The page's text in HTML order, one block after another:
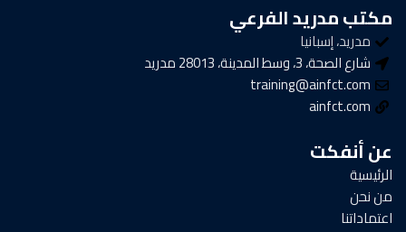
مكتب مدريد الفرعي
مدريد، إسبانيا
شارع الصحة، 3، وسط المدينة، 28013 مدريد
training@ainfct.com
ainfct.com
عن أنفكت
الرئيسية
من نحن
اعتماداتنا